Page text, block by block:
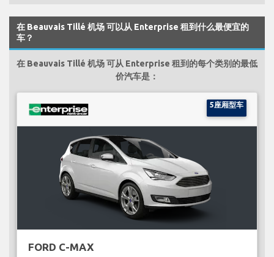
在 Beauvais Tillé 机场 可以从 Enterprise 租到什么最便宜的
车？
在 Beauvais Tillé 机场 可从 Enterprise 租到的每个类别的最低
价汽车是：
5座厢型车
FORD C-MAX